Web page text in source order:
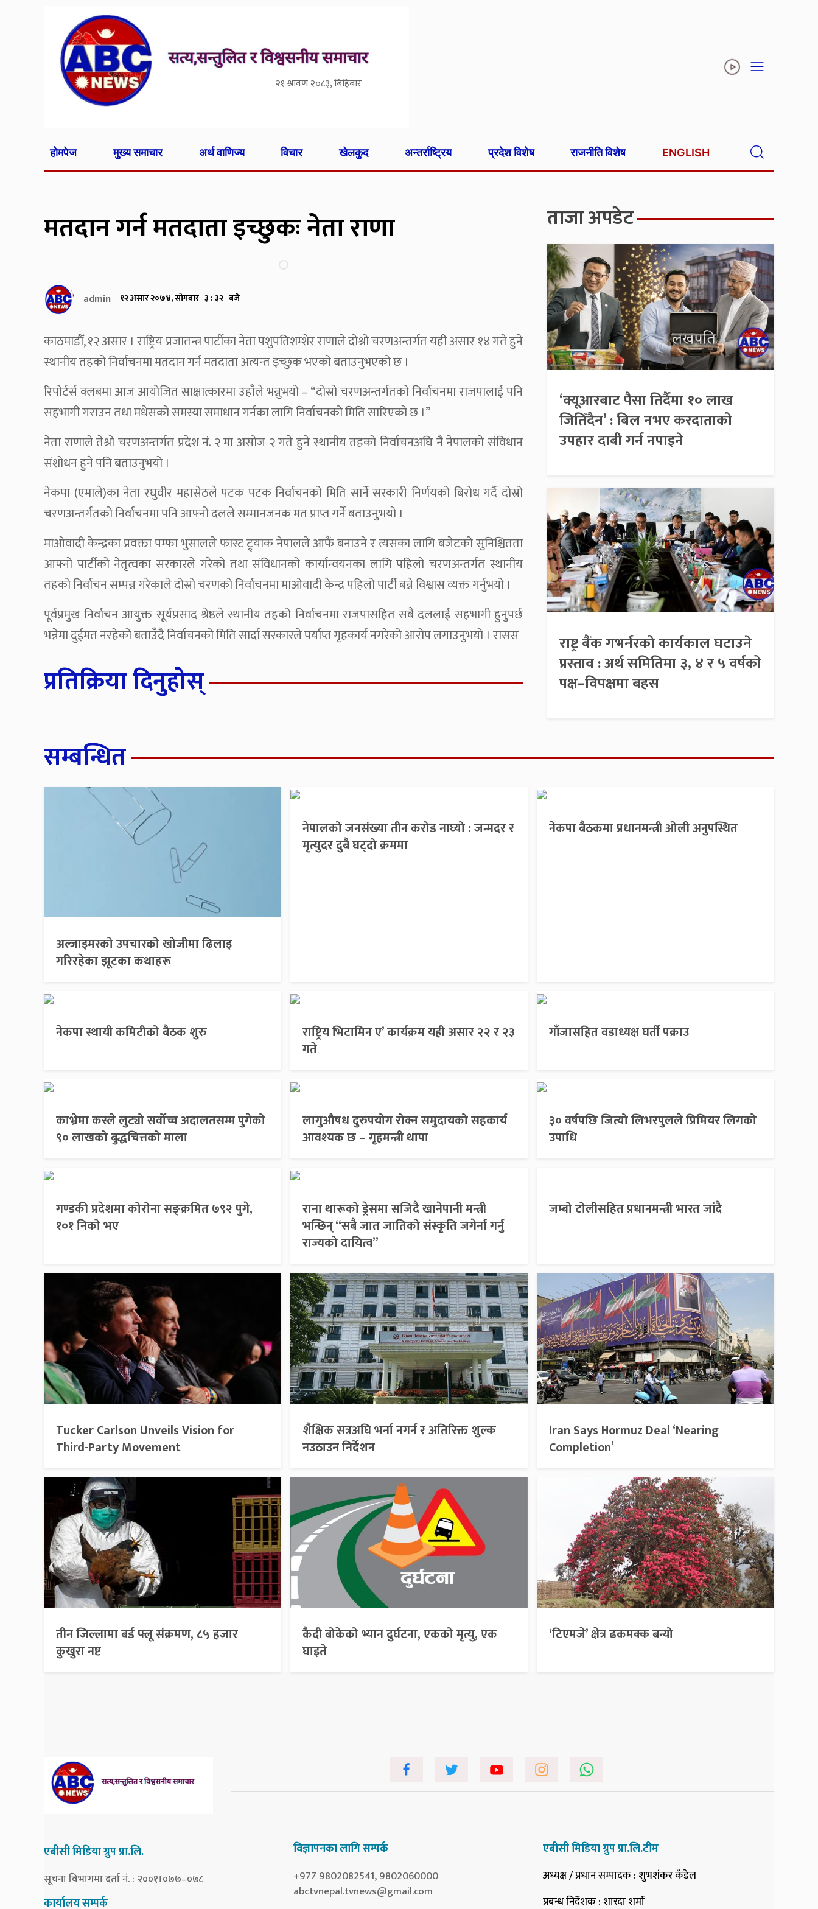
२१ श्रावण २०८३, बिहिबार
होमपेज मुख्य समाचार अर्थ वाणिज्य विचार खेलकुद अन्तर्राष्ट्रिय प्रदेश विशेष राजनीति विशेष ENGLISH
मतदान गर्न मतदाता इच्छुकः नेता राणा
admin १२ असार २०७४, सोमबार ३ : ३२ बजे
काठमाडौँ, १२ असार । राष्ट्रिय प्रजातन्त्र पार्टीका नेता पशुपतिशम्शेर राणाले दोश्रो चरणअन्तर्गत यही असार १४ गते हुने
स्थानीय तहको निर्वाचनमा मतदान गर्न मतदाता अत्यन्त इच्छुक भएको बताउनुभएको छ ।
रिपोर्टर्स क्लबमा आज आयोजित साक्षात्कारमा उहाँले भन्नुभयो – “दोस्रो चरणअन्तर्गतको निर्वाचनमा राजपालाई पनि
सहभागी गराउन तथा मधेसको समस्या समाधान गर्नका लागि निर्वाचनको मिति सारिएको छ ।”
नेता राणाले तेश्रो चरणअन्तर्गत प्रदेश नं. २ मा असोज २ गते हुने स्थानीय तहको निर्वाचनअघि नै नेपालको संविधान
संशोधन हुने पनि बताउनुभयो ।
नेकपा (एमाले)का नेता रघुवीर महासेठले पटक पटक निर्वाचनको मिति सार्ने सरकारी निर्णयको बिरोध गर्दै दोस्रो
चरणअन्तर्गतको निर्वाचनमा पनि आफ्नो दलले सम्मानजनक मत प्राप्त गर्ने बताउनुभयो ।
माओवादी केन्द्रका प्रवक्ता पम्फा भुसालले फास्ट ट्र्याक नेपालले आफैं बनाउने र त्यसका लागि बजेटको सुनिश्चितता
आफ्नो पार्टीको नेतृत्वका सरकारले गरेको तथा संविधानको कार्यान्वयनका लागि पहिलो चरणअन्तर्गत स्थानीय
तहको निर्वाचन सम्पन्न गरेकाले दोस्रो चरणको निर्वाचनमा माओवादी केन्द्र पहिलो पार्टी बन्ने विश्वास व्यक्त गर्नुभयो ।
पूर्वप्रमुख निर्वाचन आयुक्त सूर्यप्रसाद श्रेष्ठले स्थानीय तहको निर्वाचनमा राजपासहित सबै दललाई सहभागी हुनुपर्छ
भन्नेमा दुईमत नरहेको बताउँदै निर्वाचनको मिति सार्दा सरकारले पर्याप्त गृहकार्य नगरेको आरोप लगाउनुभयो । रासस
प्रतिक्रिया दिनुहोस्
ताजा अपडेट
‘क्यूआरबाट पैसा तिर्दैमा १० लाख
जितिँदैन’ : बिल नभए करदाताको
उपहार दाबी गर्न नपाइने
राष्ट्र बैंक गभर्नरको कार्यकाल घटाउने
प्रस्ताव : अर्थ समितिमा ३, ४ र ५ वर्षको
पक्ष–विपक्षमा बहस
सम्बन्धित
अल्जाइमरको उपचारको खोजीमा ढिलाइ
गरिरहेका झूटका कथाहरू
नेपालको जनसंख्या तीन करोड नाघ्यो : जन्मदर र
मृत्युदर दुबै घट्दो क्रममा
नेकपा बैठकमा प्रधानमन्त्री ओली अनुपस्थित
नेकपा स्थायी कमिटीको बैठक शुरु
राष्ट्रिय भिटामिन ए’ कार्यक्रम यही असार २२ र २३
गते
गाँजासहित वडाध्यक्ष घर्ती पक्राउ
काभ्रेमा कस्ले लुट्यो सर्वोच्च अदालतसम्म पुगेको
९० लाखको बुद्धचित्तको माला
लागुऔषध दुरुपयोग रोक्न समुदायको सहकार्य
आवश्यक छ – गृहमन्त्री थापा
३० वर्षपछि जित्यो लिभरपुलले प्रिमियर लिगको
उपाधि
गण्डकी प्रदेशमा कोरोना सङ्क्रमित ७९२ पुगे,
१०१ निको भए
राना थारूको ड्रेसमा सजिदै खानेपानी मन्त्री
भन्छिन् “सबै जात जातिको संस्कृति जगेर्ना गर्नु
राज्यको दायित्व”
जम्बो टोलीसहित प्रधानमन्त्री भारत जांदै
Tucker Carlson Unveils Vision for
Third-Party Movement
शैक्षिक सत्रअघि भर्ना नगर्न र अतिरिक्त शुल्क
नउठाउन निर्देशन
Iran Says Hormuz Deal ‘Nearing
Completion’
तीन जिल्लामा बर्ड फ्लू संक्रमण, ८५ हजार
कुखुरा नष्ट
कैदी बोकेको भ्यान दुर्घटना, एकको मृत्यु, एक
घाइते
‘टिएमजे’ क्षेत्र ढकमक्क बन्यो
एबीसी मिडिया ग्रुप प्रा.लि.
सूचना विभागमा दर्ता नं. : २००१।०७७–०७८
कार्यालय सम्पर्क
विज्ञापनका लागि सम्पर्क
+977 9802082541, 9802060000
abctvnepal.tvnews@gmail.com
एबीसी मिडिया ग्रुप प्रा.लि.टीम
अध्यक्ष / प्रधान सम्पादक: शुभशंकर कँडेल
प्रबन्ध निर्देशक: शारदा शर्मा